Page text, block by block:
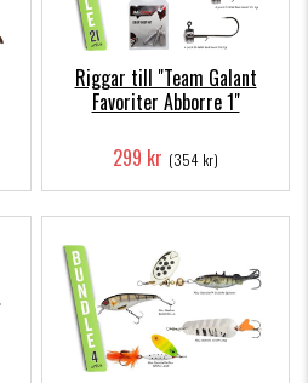
Riggar till "Team Galant
Favoriter Abborre 1"
299 kr (354 kr)